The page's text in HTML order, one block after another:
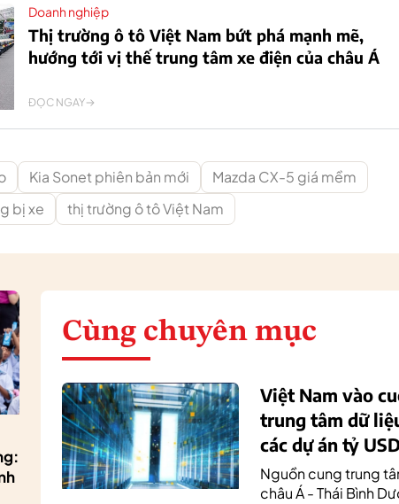
Doanh nghiệp
Thị trường ô tô Việt Nam bứt phá mạnh mẽ,
hướng tới vị thế trung tâm xe điện của châu Á
ĐỌC NGAY
Kia Sonet phiên bản mới
Mazda CX-5 giá mềm
bị xe
thị trường ô tô Việt Nam
Cùng chuyên mục
Việt Nam vào
trung tâm dữ
các dự án tỷ
Nguồn cung trung
châu Á - Thái Bình